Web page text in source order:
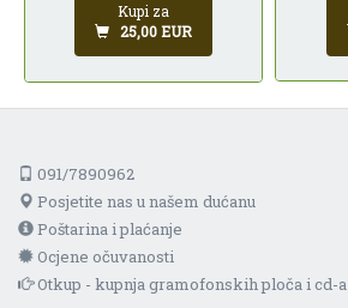
Kupi za
25,00 EUR
091/7890962
Posjetite nas u našem dućanu
Poštarina i plaćanje
Ocjene očuvanosti
Otkup - kupnja gramofonskih ploča i cd-a